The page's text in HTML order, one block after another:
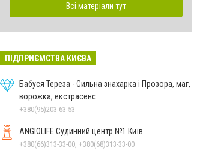
Всі матеріали тут
ПІДПРИЄМСТВА КИЄВА
Бабуся Тереза - Сильна знахарка і Прозора, маг,
ворожка, екстрасенс
+380(95)203-63-53
ANGIOLIFE Судинний центр №1 Київ
+380(66)313-33-00, +380(68)313-33-00